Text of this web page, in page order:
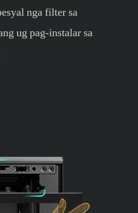
nga filter sa
ug pag-instalar sa